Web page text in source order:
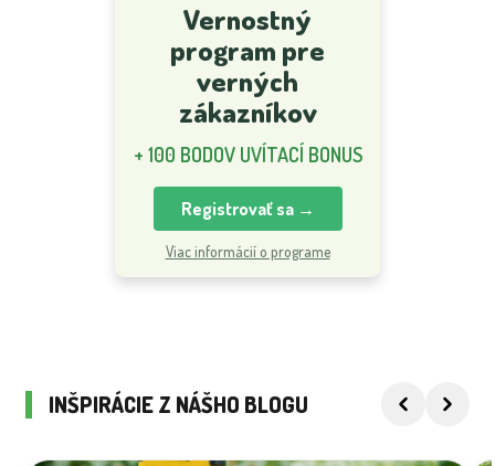
Vernostný
program pre
verných
zákazníkov
+ 100 BODOV UVÍTACÍ BONUS
Registrovať sa →
Viac informácií o programe
INŠPIRÁCIE Z NÁŠHO BLOGU